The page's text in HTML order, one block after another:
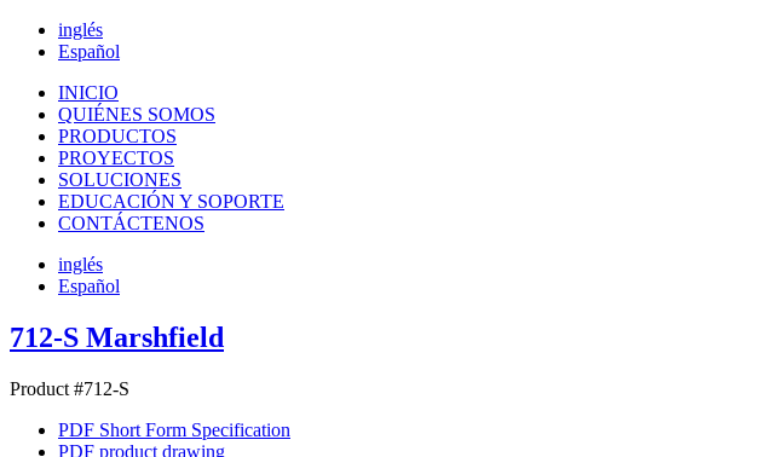
inglés
Español
INICIO
QUIÉNES SOMOS
PRODUCTOS
PROYECTOS
SOLUCIONES
EDUCACIÓN Y SOPORTE
CONTÁCTENOS
inglés
Español
712-S Marshfield
Product #712-S
PDF Short Form Specification
PDF product drawing